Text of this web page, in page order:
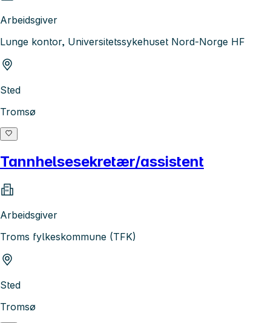
Arbeidsgiver
Lunge kontor, Universitetssykehuset Nord-Norge HF
Sted
Tromsø
Tannhelsesekretær/assistent
Arbeidsgiver
Troms fylkeskommune (TFK)
Sted
Tromsø